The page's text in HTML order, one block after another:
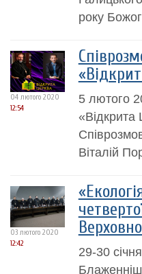
року
04 лютого 2020
12:54
5 лютого
Віталій
03 лютого 2020
12:42
29-30